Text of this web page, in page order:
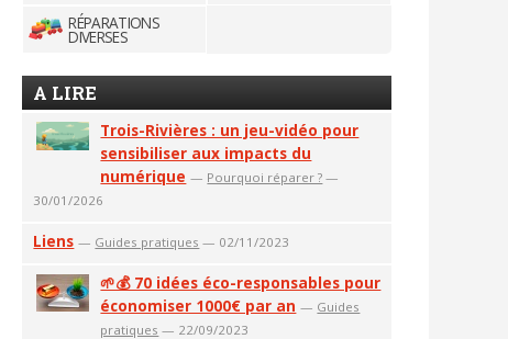
RÉPARATIONS
DIVERSES
A LIRE
Trois-Rivières : un jeu-vidéo pour
sensibiliser aux impacts du
numérique — Pourquoi réparer ? —
30/01/2026
Liens — Guides pratiques — 02/11/2023
🌱💰 70 idées éco-responsables pour
économiser 1000€ par an — Guides
pratiques — 22/09/2023